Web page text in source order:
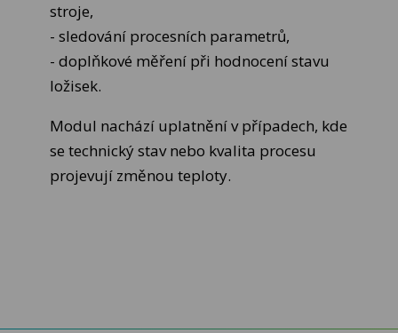
stroje,
- sledování procesních parametrů,
- doplňkové měření při hodnocení stavu
ložisek.
Modul nachází uplatnění v případech, kde
se technický stav nebo kvalita procesu
projevují změnou teploty.